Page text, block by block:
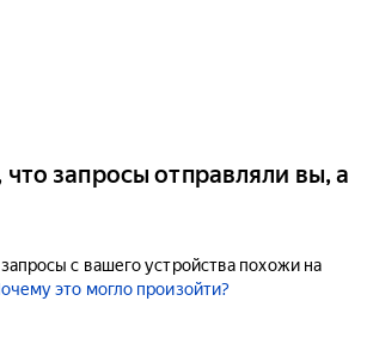
запросы отправляли вы, а
с вашего устройства похожи на
это могло произойти?